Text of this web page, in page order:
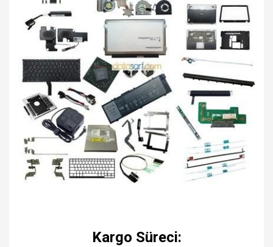
Kargo Süreci: